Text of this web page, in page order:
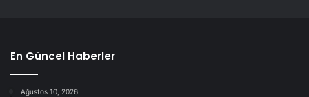
En Güncel Haberler
Ağustos 10, 2026